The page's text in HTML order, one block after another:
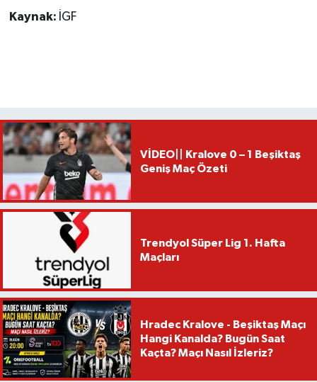
Kaynak: İGF
VİDEO|| Kralove 0 – 1 Beşiktaş
Geniş Maç Özeti
Trendyol Süper Lig 1. Hafta
Maçları
Hradec Kralove - Beşiktaş Maçı
Hangi Kanalda? Bugün Saat
Kaçta? Maçı Nasıl İzleriz?